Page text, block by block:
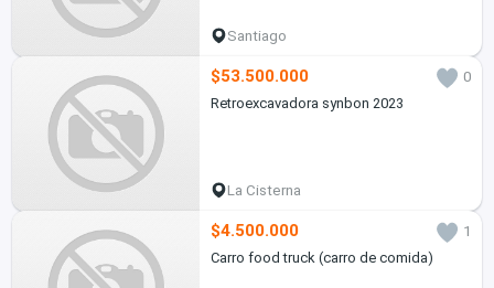
Santiago
$53.500.000
0
Retroexcavadora synbon 2023
La Cisterna
$4.500.000
1
Carro food truck (carro de comida)